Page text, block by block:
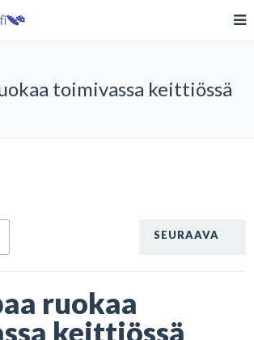
toimivassa keittiössä
ruokaa
keittiössä